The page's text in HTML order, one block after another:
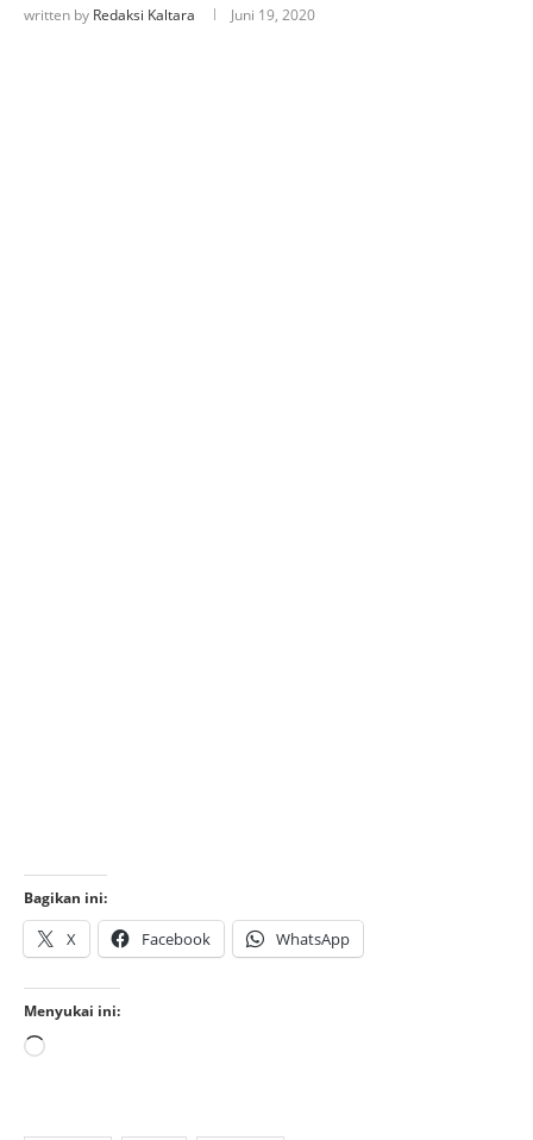
written by Redaksi Kaltara Juni 19, 2020
Bagikan ini:
X Facebook WhatsApp
Menyukai ini: